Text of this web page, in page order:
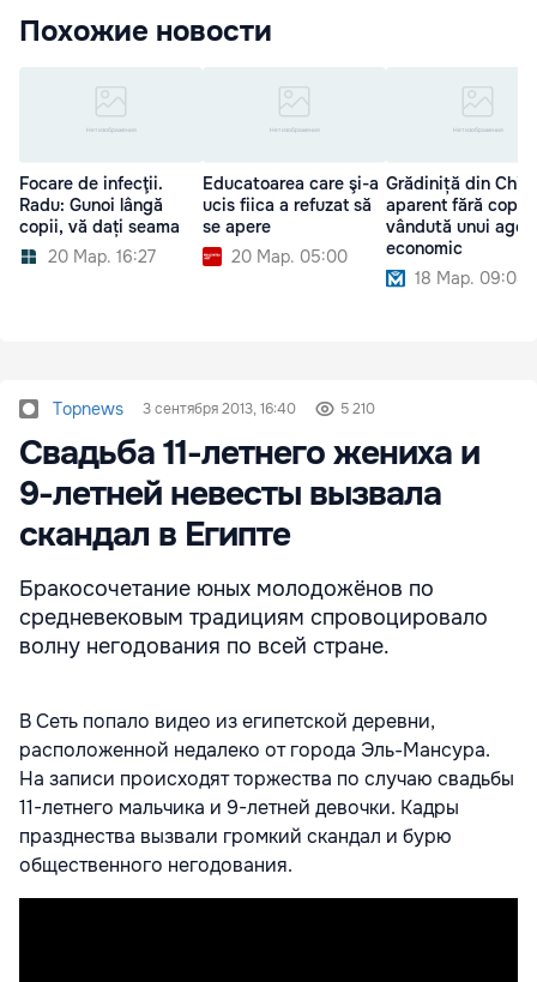
Похожие новости
Focare de infecţii.
Radu: Gunoi lângă
copii, vă dați seama
20 Мар. 16:27
Educatoarea care şi-a
ucis fiica a refuzat să
se apere
20 Мар. 05:00
Grădiniță din
aparent fără copii,
vândută unui
economic
18 Мар. 09:08
Topnews 3 сентября 2013, 16:40 5 210
Свадьба 11-летнего жениха и
9-летней невесты вызвала
скандал в Египте
Бракосочетание юных молодожёнов по
средневековым традициям спровоцировало
волну негодования по всей стране.
В Сеть попало видео из египетской деревни,
расположенной недалеко от города Эль-Мансура.
На записи происходят торжества по случаю свадьбы
11-летнего мальчика и 9-летней девочки. Кадры
празднества вызвали громкий скандал и бурю
общественного негодования.